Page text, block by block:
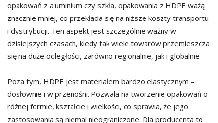
opakowań z aluminium czy szkła, opakowania z HDPE ważą
znacznie mniej, co przekłada się na niższe koszty transportu
i dystrybucji. Ten aspekt jest szczególnie ważny w
dzisiejszych czasach, kiedy tak wiele towarów przemieszcza
się na duże odległości, zarówno regionalnie, jak i globalnie.
Poza tym, HDPE jest materiałem bardzo elastycznym –
dosłownie i w przenośni. Pozwala na tworzenie opakowań o
różnej formie, kształcie i wielkości, co sprawia, że jego
zastosowania są niemal nieograniczone. Dla producenta to